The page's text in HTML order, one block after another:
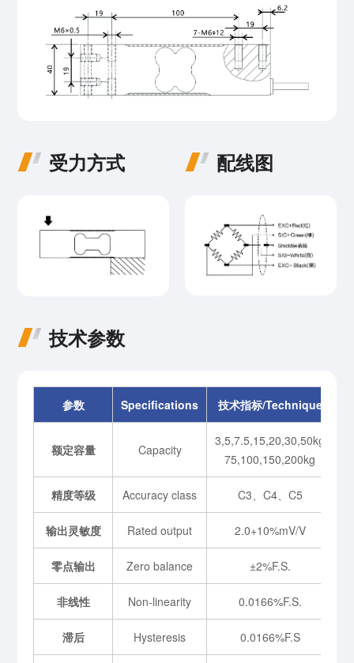
受力方式 配线图
技术参数
参数 Specifications 技术指标/Technique
额定容量 Capacity
3,5,7.5,15,20,30,50kg
75,100,150,200kg
精度等级 Accuracy class C3、C4、C5
输出灵敏度 Rated output 2.0+10%mV/V
零点输出 Zero balance ±2%F.S.
非线性 Non-linearity 0.0166%F.S.
滞后 Hysteresis 0.0166%F.S